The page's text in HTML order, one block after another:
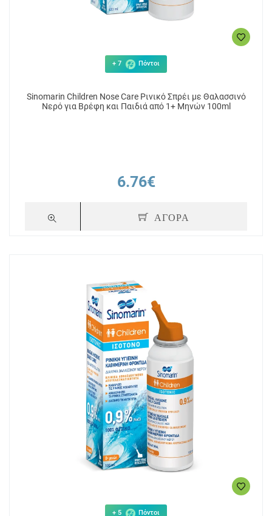
+ 7 Πόντοι
Sinomarin Children Nose Care Ρινικό Σπρέι με Θαλασσινό
Νερό για Βρέφη και Παιδιά από 1+ Μηνών 100ml
6.76€
ΑΓΟΡΑ
+ 5 Πόντοι